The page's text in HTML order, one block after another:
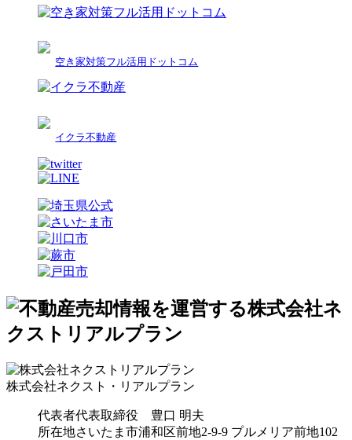
空き家対策フル活用ドットコム
イクラ不動産
株式会社ネクスト・リアルプラン
代表者代表取締役 豊口 明夫
所在地さいたま市浦和区前地2-9-9 プルメリア前地102